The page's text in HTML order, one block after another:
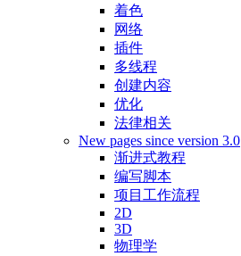
着色
网络
插件
多线程
创建内容
优化
法律相关
New pages since version 3.0
渐进式教程
编写脚本
项目工作流程
2D
3D
物理学